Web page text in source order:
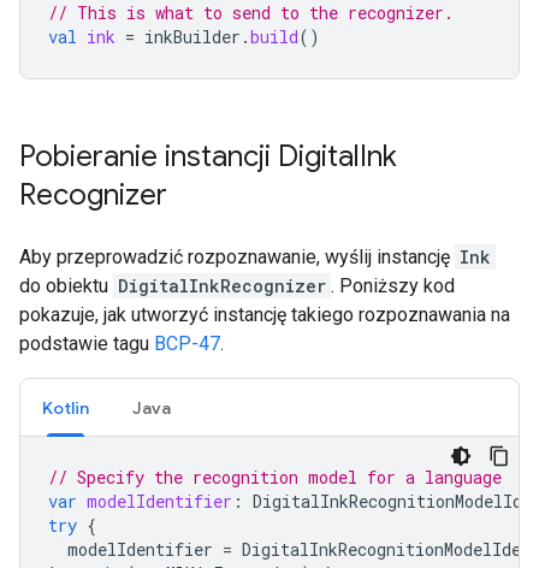
// This is what to send to the recognizer.
val ink = inkBuilder .build()
Pobieranie instancji DigitalInk
Recognizer
Aby przeprowadzić rozpoznawanie, wyślij instancję Ink
do obiektu DigitalInkRecognizer . Poniższy kod
pokazuje, jak utworzyć instancję takiego rozpoznawania na
podstawie tagu BCP-47.
Kotlin Java
// Specify the recognition model for a language
var modelIdentifier :
try {
modelIdentifier =